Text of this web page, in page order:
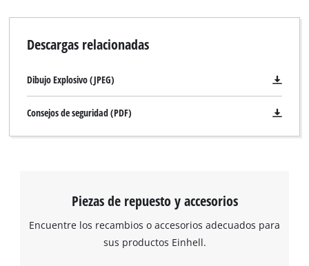
Descargas relacionadas
Dibujo Explosivo (JPEG)
Consejos de seguridad (PDF)
Piezas de repuesto y accesorios
Encuentre los recambios o accesorios adecuados para
sus productos Einhell.